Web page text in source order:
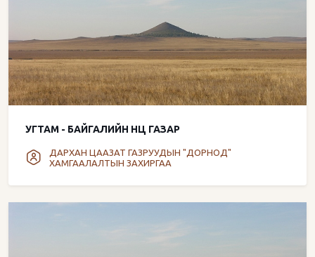
УГТАМ - БАЙГАЛИЙН НӨӨЦ ГАЗАР
ДАРХАН ЦААЗАТ ГАЗРУУДЫН "ДОРНОД"
ХАМГААЛАЛТЫН ЗАХИРГАА